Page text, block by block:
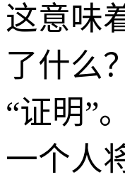
这意味
了什么
“证明”
一个人